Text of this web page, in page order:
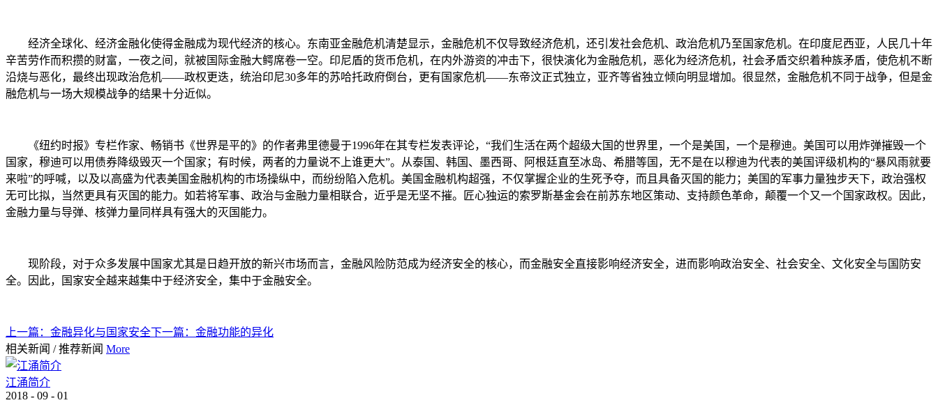
经济全球化、经济金融化使得金融成为现代经济的核心。东南亚金融危机清楚显示，金融危机不仅导致经济危机，还引发社会危机、政治危机乃至国家危机。在印度尼西亚，人民几十年
辛苦劳作而积攒的财富，一夜之间，就被国际金融大鳄席卷一空。印尼盾的货币危机，在内外游资的冲击下，很快演化为金融危机，恶化为经济危机，社会矛盾交织着种族矛盾，使危机不断
沿烧与恶化，最终出现政治危机——政权更迭，统治印尼30多年的苏哈托政府倒台，更有国家危机——东帝汶正式独立，亚齐等省独立倾向明显增加。很显然，金融危机不同于战争，但是金
融危机与一场大规模战争的结果十分近似。
《纽约时报》专栏作家、畅销书《世界是平的》的作者弗里德曼于1996年在其专栏发表评论，“我们生活在两个超级大国的世界里，一个是美国，一个是穆迪。美国可以用炸弹摧毁一个
国家，穆迪可以用债券降级毁灭一个国家；有时候，两者的力量说不上谁更大”。从泰国、韩国、墨西哥、阿根廷直至冰岛、希腊等国，无不是在以穆迪为代表的美国评级机构的“暴风雨就要
来啦”的呼喊，以及以高盛为代表美国金融机构的市场操纵中，而纷纷陷入危机。美国金融机构超强，不仅掌握企业的生死予夺，而且具备灭国的能力；美国的军事力量独步天下，政治强权
无可比拟，当然更具有灭国的能力。如若将军事、政治与金融力量相联合，近乎是无坚不摧。匠心独运的索罗斯基金会在前苏东地区策动、支持颜色革命，颠覆一个又一个国家政权。因此，
金融力量与导弹、核弹力量同样具有强大的灭国能力。
现阶段，对于众多发展中国家尤其是日趋开放的新兴市场而言，金融风险防范成为经济安全的核心，而金融安全直接影响经济安全，进而影响政治安全、社会安全、文化安全与国防安
全。因此，国家安全越来越集中于经济安全，集中于金融安全。
上一篇： 金融异化与国家安全下一篇： 金融功能的异化
相关新闻 / 推荐新闻 More
江涌简介
2018 - 09 - 01